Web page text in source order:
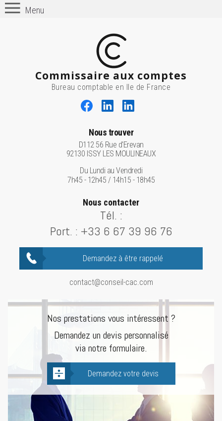
Menu
Commissaire aux comptes
Bureau comptable en Ile de France
Nous trouver
D112 56 Rue d'Erevan
92130 ISSY LES MOULINEAUX
Du Lundi au Vendredi
7h45 - 12h45 / 14h15 - 18h45
Nous contacter
Tél. :
Port. : +33 6 67 39 96 76
Demandez à être rappelé
contact@conseil-cac.com
Nos prestations vous intéressent ?
Demandez un devis personnalisé
via notre formulaire.
Demandez votre devis